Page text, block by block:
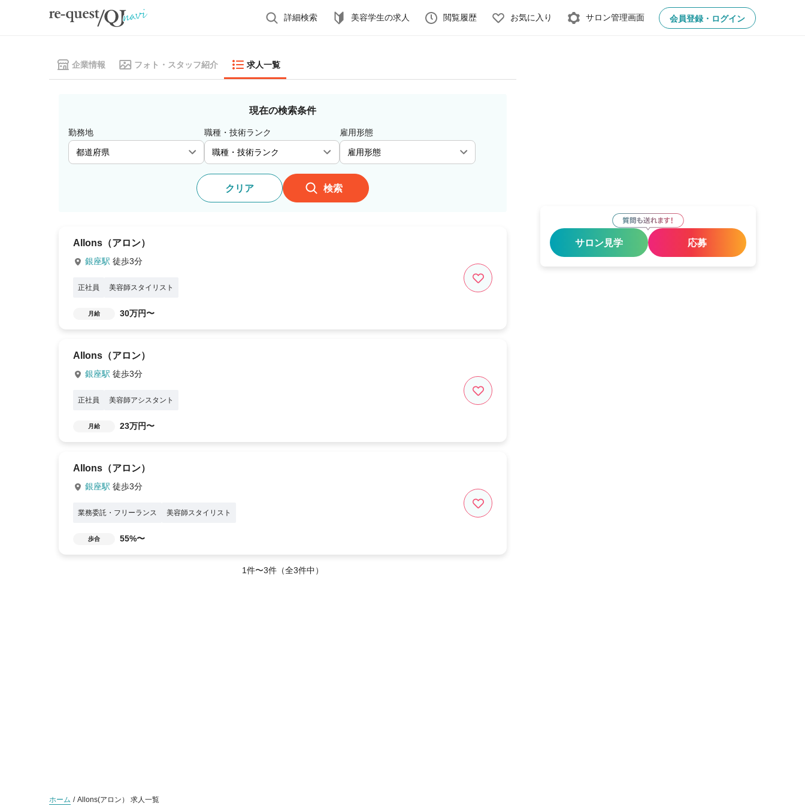
詳細検索 美容学生の求人 閲覧履歴 お気に入り サロン管理画面 会員登録・ログイン
企業情報 フォト・スタッフ紹介 求人一覧
現在の検索条件
勤務地 職種・技術ランク 雇用形態
クリア 検索
Allons（アロン）
銀座駅 徒歩3分
正社員 美容師スタイリスト
月給 30万円〜
Allons（アロン）
銀座駅 徒歩3分
正社員 美容師アシスタント
月給 23万円〜
Allons（アロン）
銀座駅 徒歩3分
業務委託・フリーランス 美容師スタイリスト
歩合 55%〜
1件〜3件（全3件中）
サロン見学 応募
ホーム Allons(アロン） 求人一覧